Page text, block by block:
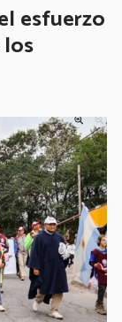
esfuerzo